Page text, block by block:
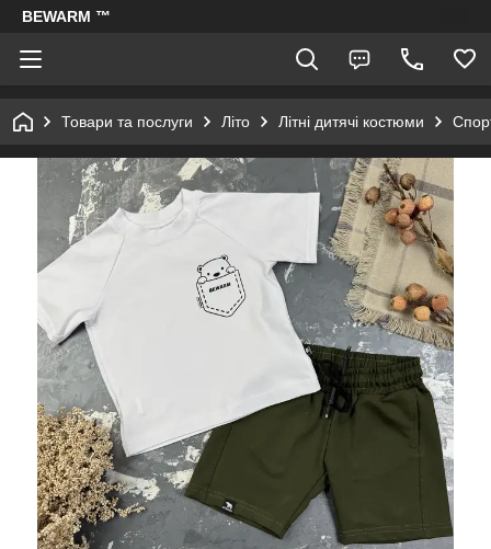
BEWARM ™
Товари та послуги Літо Літні дитячі костюми